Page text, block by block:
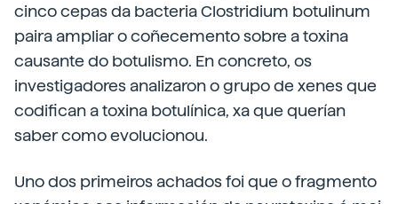
cinco cepas da bacteria Clostridium botulinum
paira ampliar o coñecemento sobre a toxina
causante do botulismo. En concreto, os
investigadores analizaron o grupo de xenes que
codifican a toxina botulínica, xa que querían
saber como evolucionou.
Uno dos primeiros achados foi que o fragmento